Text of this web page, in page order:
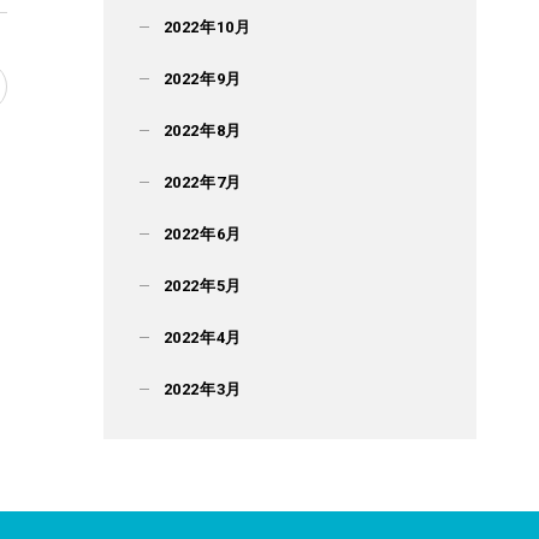
2022年10月
2022年9月
2022年8月
2022年7月
2022年6月
2022年5月
2022年4月
2022年3月